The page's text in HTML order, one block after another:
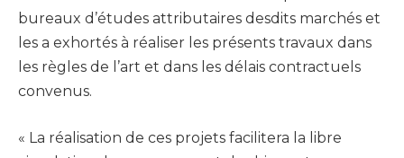
bureaux d’études attributaires desdits marchés et
les a exhortés à réaliser les présents travaux dans
les règles de l’art et dans les délais contractuels
convenus.
« La réalisation de ces projets facilitera la libre